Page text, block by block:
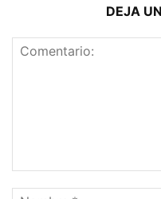
DEJA